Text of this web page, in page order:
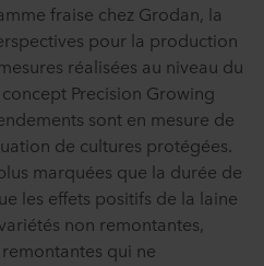
fraise chez Grodan, la
pour la production
réalisées au niveau du
Precision Growing
sont en mesure de
de cultures protégées.
marquées que la durée de
les effets positifs de la laine
non remontantes,
qui ne